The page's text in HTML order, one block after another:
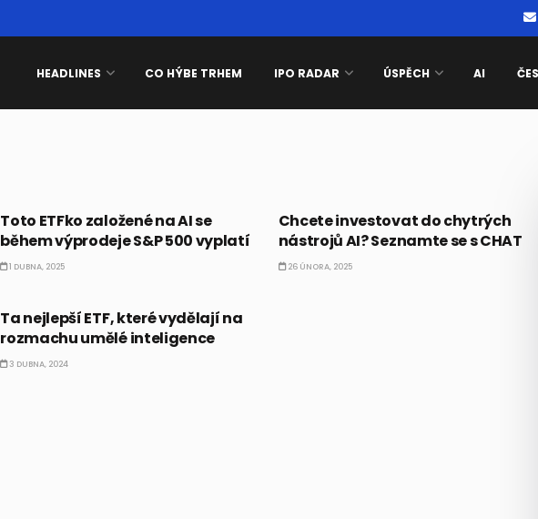
HEADLINES CO HÝBE TRHEM IPO RADAR ÚSPĚCH AI
Toto ETFko založené na AI se
během výprodeje S&P 500 vyplatí
1 DUBNA, 2025
Chcete investovat do chytrých
nástrojů AI? Seznamte se s CHAT
26 ÚNORA, 2025
Ta nejlepší ETF, které vydělají na
rozmachu umělé inteligence
3 DUBNA, 2024